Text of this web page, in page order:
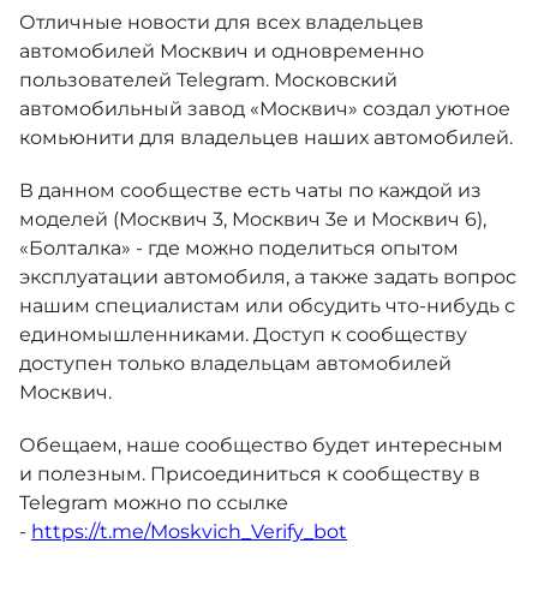
Яркий динамичный седан
от 2 237 000 ₽*
управлением (РУ)
Кроссовер, создающий равные
возможности
от 2 069 000 ₽*
Москвич 8
Практичный семиместный
Кредитные программы
Калькулятор трейд-ин
Страховые программы
Моторное масло
СЕРВИСНЫЕ АКЦИИ
АКСЕССУАРЫ
Отличные новости для всех владельцев
автомобилей Москвич и одновременно
пользователей Telegram. Московский
автомобильный завод «Москвич» создал уютное
комьюнити для владельцев наших автомобилей.
В данном сообществе есть чаты по каждой из
моделей (Москвич 3, Москвич 3е и Москвич 6),
«Болталка» - где можно поделиться опытом
эксплуатации автомобиля, а также задать вопрос
нашим специалистам или обсудить что-нибудь с
единомышленниками. Доступ к сообществу
доступен только владельцам автомобилей
Москвич.
Обещаем, наше сообщество будет интересным
и полезным. Присоединиться к сообществу в
Telegram можно по ссылке
- https://t.me/Moskvich_Verify_bot